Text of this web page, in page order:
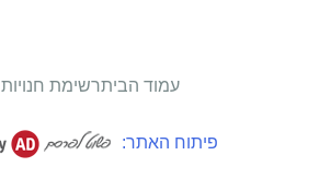
עמוד הביתרשימת חנויות
פיתוח האתר: